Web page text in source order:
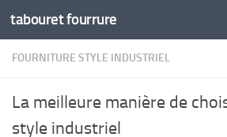
Skip to content
tabouret fourrure
FOURNITURE STYLE INDUSTRIEL
La meilleure manière de
style industriel